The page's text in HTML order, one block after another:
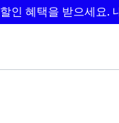
인 혜택을 받으세요.